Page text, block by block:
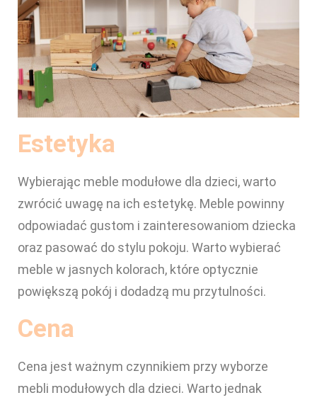
Estetyka
Wybierając meble modułowe dla dzieci, warto
zwrócić uwagę na ich estetykę. Meble powinny
odpowiadać gustom i zainteresowaniom dziecka
oraz pasować do stylu pokoju. Warto wybierać
meble w jasnych kolorach, które optycznie
powiększą pokój i dodadzą mu przytulności.
Cena
Cena jest ważnym czynnikiem przy wyborze
mebli modułowych dla dzieci. Warto jednak